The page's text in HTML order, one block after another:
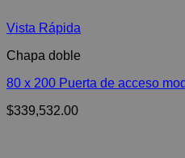
Vista Rápida
Chapa doble
80 x 200 Puerta de acceso
$339,532.00